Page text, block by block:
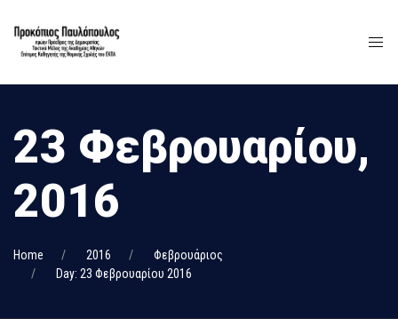
23 Φεβρουαρίου,
2016
Home 2016
Φεβρουάριος
Day: 23 Φεβρουαρίου 2016